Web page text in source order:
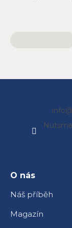
info@
O nás
Náš příběh
Magazín